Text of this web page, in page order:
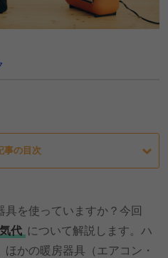
事の目次
を使っていますか？今回
代 について解説します。ハ
かの暖房器具（エアコン・